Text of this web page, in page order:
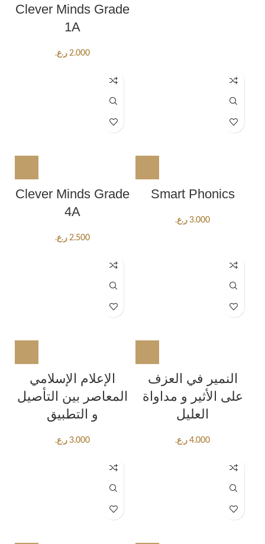
Clever Minds Grade
1A
2.000 ر.ع.
Clever Minds Grade
4A
2.500 ر.ع.
Smart Phonics
3.000 ر.ع.
الإعلام الإسلامي
المعاصر بین التأصیل
و التطبیق
3.000 ر.ع.
النمیر في العزف
علی الأثیر و مداواة
العلیل
4.000 ر.ع.